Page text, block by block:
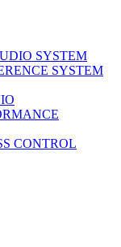
SYSTEM
SYSTEM
CONTROL